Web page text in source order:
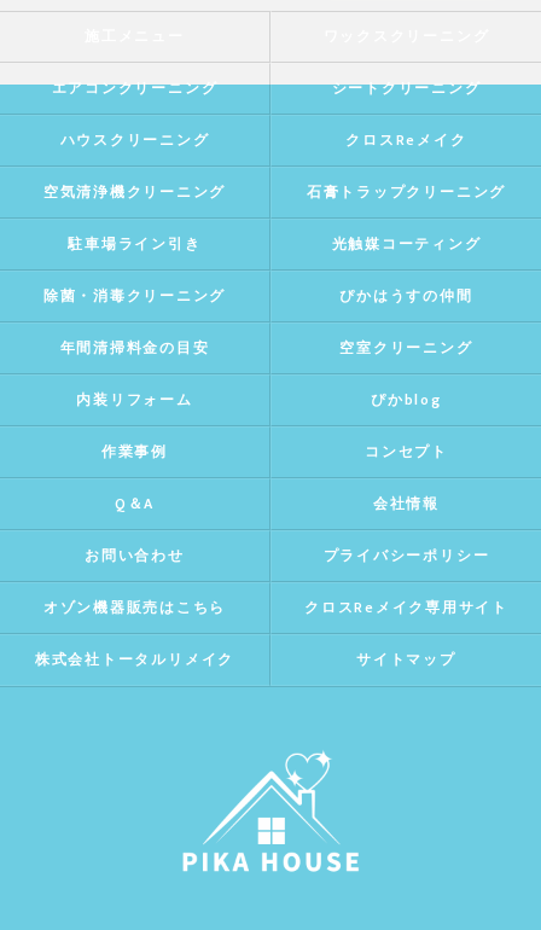
エアコンクリーニング シートクリーニング
ハウスクリーニング クロスReメイク
空気清浄機クリーニング 石膏トラップクリーニング
駐車場ライン引き 光触媒コーティング
除菌・消毒クリーニング ぴかはうすの仲間
年間清掃料金の目安 空室クリーニング
内装リフォーム ぴかblog
作業事例 コンセプト
Q＆A 会社情報
お問い合わせ プライバシーポリシー
オゾン機器販売はこちら クロスReメイク専用サイト
株式会社トータルリメイク サイトマップ